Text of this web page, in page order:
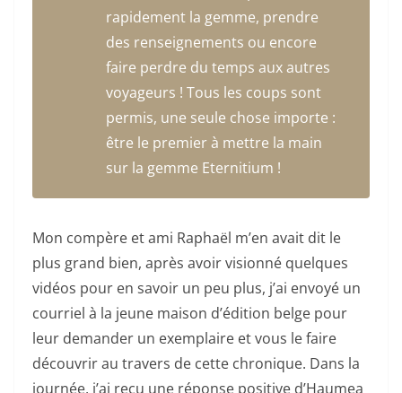
rapidement la gemme, prendre
des renseignements ou encore
faire perdre du temps aux autres
voyageurs ! Tous les coups sont
permis, une seule chose importe :
être le premier à mettre la main
sur la gemme Eternitium !
Mon compère et ami Raphaël m’en avait dit le
plus grand bien, après avoir visionné quelques
vidéos pour en savoir un peu plus, j’ai envoyé un
courriel à la jeune maison d’édition belge pour
leur demander un exemplaire et vous le faire
découvrir au travers de cette chronique. Dans la
journée, j’ai reçu une réponse positive d’Haumea